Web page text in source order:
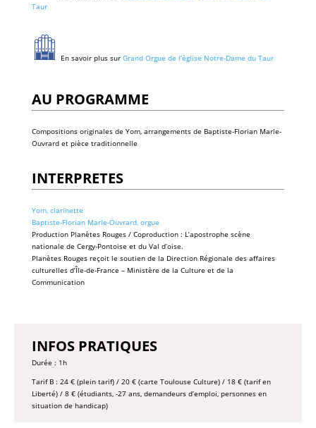
Taur
En savoir plus sur Grand Orgue de l’église Notre-Dame du Taur
AU PROGRAMME
Compositions originales de Yom, arrangements de Baptiste-Florian Marle-
Ouvrard et pièce traditionnelle
INTERPRETES
Yom, clarinette
Baptiste-Florian Marle-Ouvrard, orgue
Production Planètes Rouges / Coproduction : L’apostrophe scène
nationale de Cergy-Pontoise et du Val d’oise.
Planètes Rouges reçoit le soutien de la Direction Régionale des affaires
culturelles d’Île-de-France – Ministère de la Culture et de la
Communication
INFOS PRATIQUES
Durée : 1h
Tarif B : 24 € (plein tarif) / 20 € (carte Toulouse Culture) / 18 € (tarif en
Liberté) / 8 € (étudiants, -27 ans, demandeurs d’emploi, personnes en
situation de handicap)